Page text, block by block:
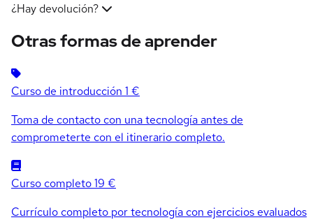
¿Hay devolución?
Otras formas de aprender
Curso de introducción 1 €
Toma de contacto con una tecnología antes de
comprometerte con el itinerario completo.
Curso completo19 €
Currículo completo por tecnología con ejercicios evaluados